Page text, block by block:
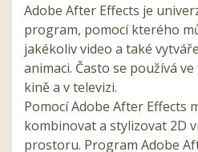
Adobe After Effects je
program, pomocí kterého
jakékoliv video a také
animaci. Často se používá
kině a v televizi.
PomocíAdobe After Effects
kombinovat a stylizovat 2D
prostoru. Program Adobe